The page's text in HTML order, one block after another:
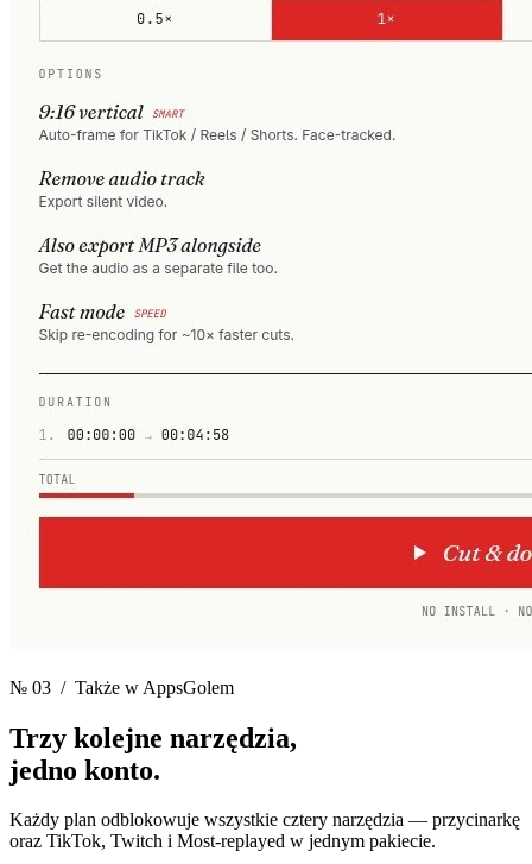
№ 03 / Także w AppsGolem
Trzy kolejne narzędzia,
jedno konto.
Każdy plan odblokowuje wszystkie cztery narzędzia — przycinarkę
oraz TikTok, Twitch i Most-replayed w jednym pakiecie.